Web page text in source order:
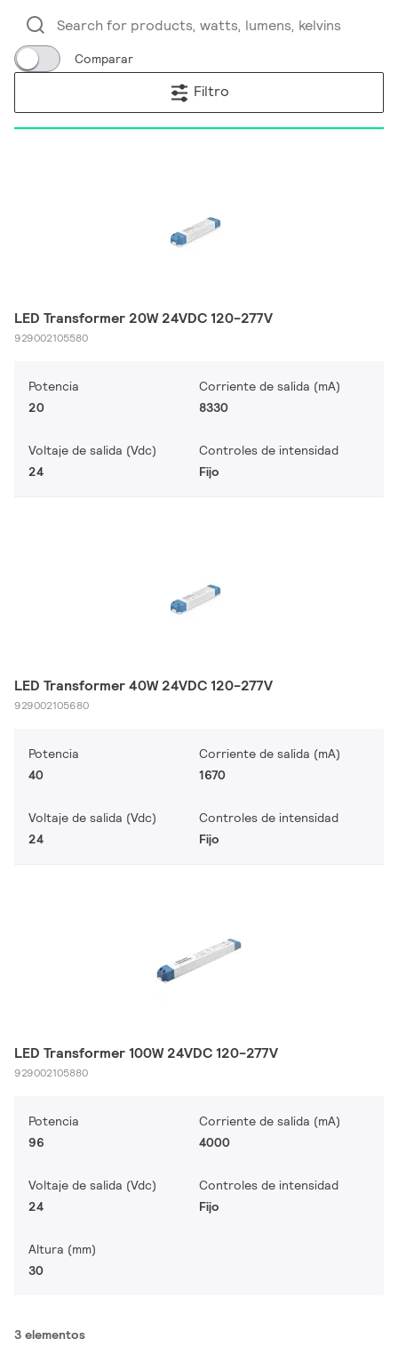
Comparar
Filtro
LED Transformer 20W 24VDC 120-277V
929002105580
Potencia
20
Corriente de salida (mA)
8330
Voltaje de salida (Vdc)
24
Controles de intensidad
Fijo
LED Transformer 40W 24VDC 120-277V
929002105680
Potencia
40
Corriente de salida (mA)
1670
Voltaje de salida (Vdc)
24
Controles de intensidad
Fijo
LED Transformer 100W 24VDC 120-277V
929002105880
Potencia
96
Corriente de salida (mA)
4000
Voltaje de salida (Vdc)
24
Controles de intensidad
Fijo
Altura (mm)
30
3 elementos